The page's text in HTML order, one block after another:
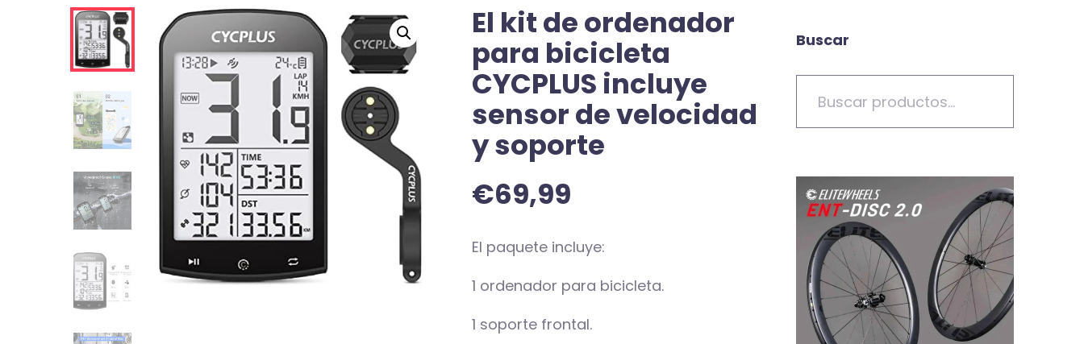
El kit de ordenador
para bicicleta
CYCPLUS incluye
sensor de velocidad
y soporte
€69,99
El paquete incluye:
1 ordenador para bicicleta.
1 soporte frontal.
Buscar